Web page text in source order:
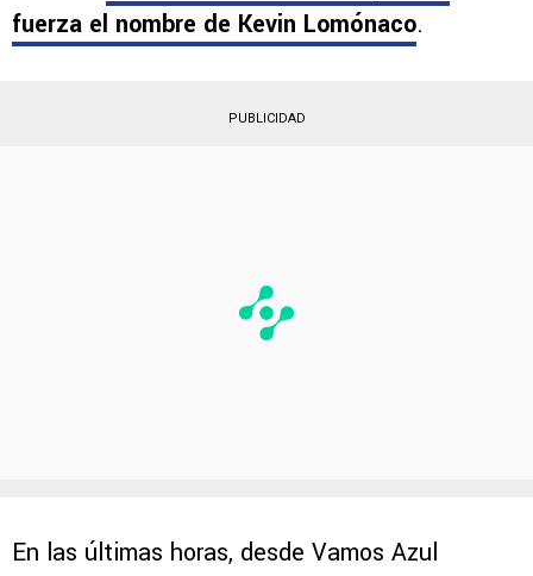
fuerza el nombre de Kevin Lomónaco.
PUBLICIDAD
En las últimas horas, desde Vamos Azul